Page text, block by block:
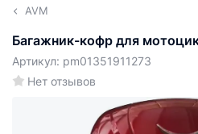
AVM
Багажник-кофр для
Нет отзывов
Артикул: pm01351911273